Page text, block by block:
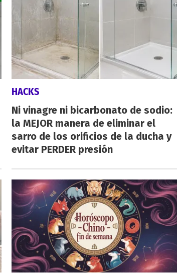
HACKS
Ni vinagre ni bicarbonato de sodio:
la MEJOR manera de eliminar el
sarro de los orificios de la ducha y
evitar PERDER presión